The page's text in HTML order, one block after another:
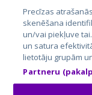
City24.ee
GetaPro.lv
GetaPro.ee
Skelbiu.lt
Autoplius.lt
Aruodas.lt
Precīzas
skenēšana
un/vai piekļuve
un satura
lietotāju grupām
Partneru